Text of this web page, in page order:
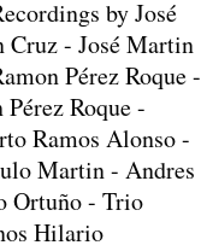
by José
Cruz - José Martin
Pérez Roque -
Pérez Roque -
Ramos Alonso -
Martin - Andres
Ortuño - Trio
Hilario